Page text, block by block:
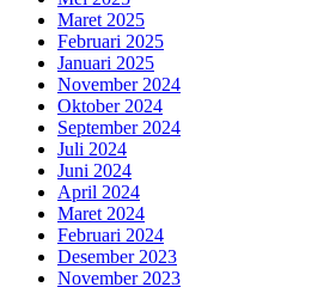
Maret 2025
Februari 2025
Januari 2025
November 2024
Oktober 2024
September 2024
Juli 2024
Juni 2024
April 2024
Maret 2024
Februari 2024
Desember 2023
November 2023